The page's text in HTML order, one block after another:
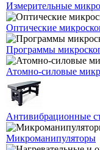
Измерительные
Оптические
Программы
Атомно-силовые
Антивибрационные
Микроманипуляторы